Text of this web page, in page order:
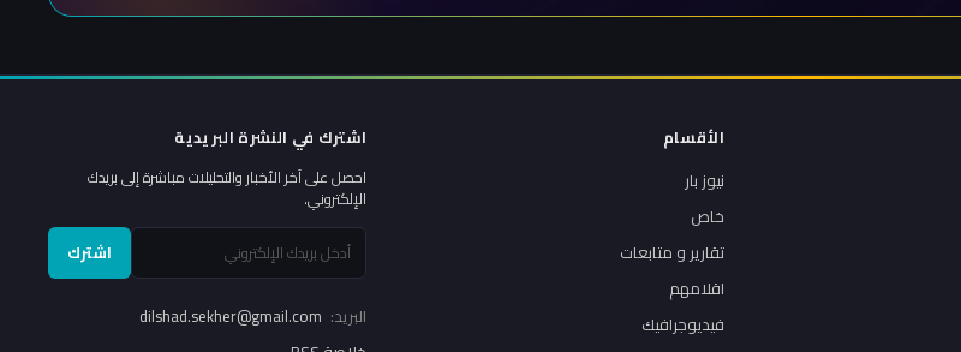
الأقسام
نيوز بار
خاص
تقارير و متابعات
اقلامهم
فيديوجرافيك
اشترك في النشرة البريدية
احصل على آخر الأخبار والتحليلات مباشرة إلى بريدك
الإلكتروني.
اشترك
البريد: